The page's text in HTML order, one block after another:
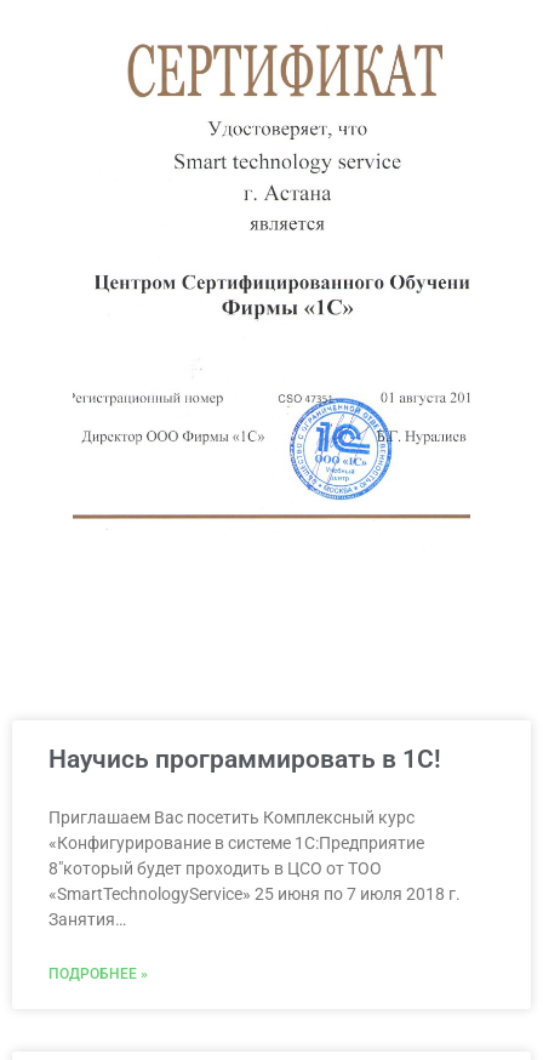
Научись программировать в 1С!
Приглашаем Вас посетить Комплексный курс
«Конфигурирование в системе 1С:Предприятие
8″который будет проходить в ЦСО от ТОО
«SmartTechnologyService» 25 июня по 7 июля 2018 г.
Занятия…
ПОДРОБНЕЕ »